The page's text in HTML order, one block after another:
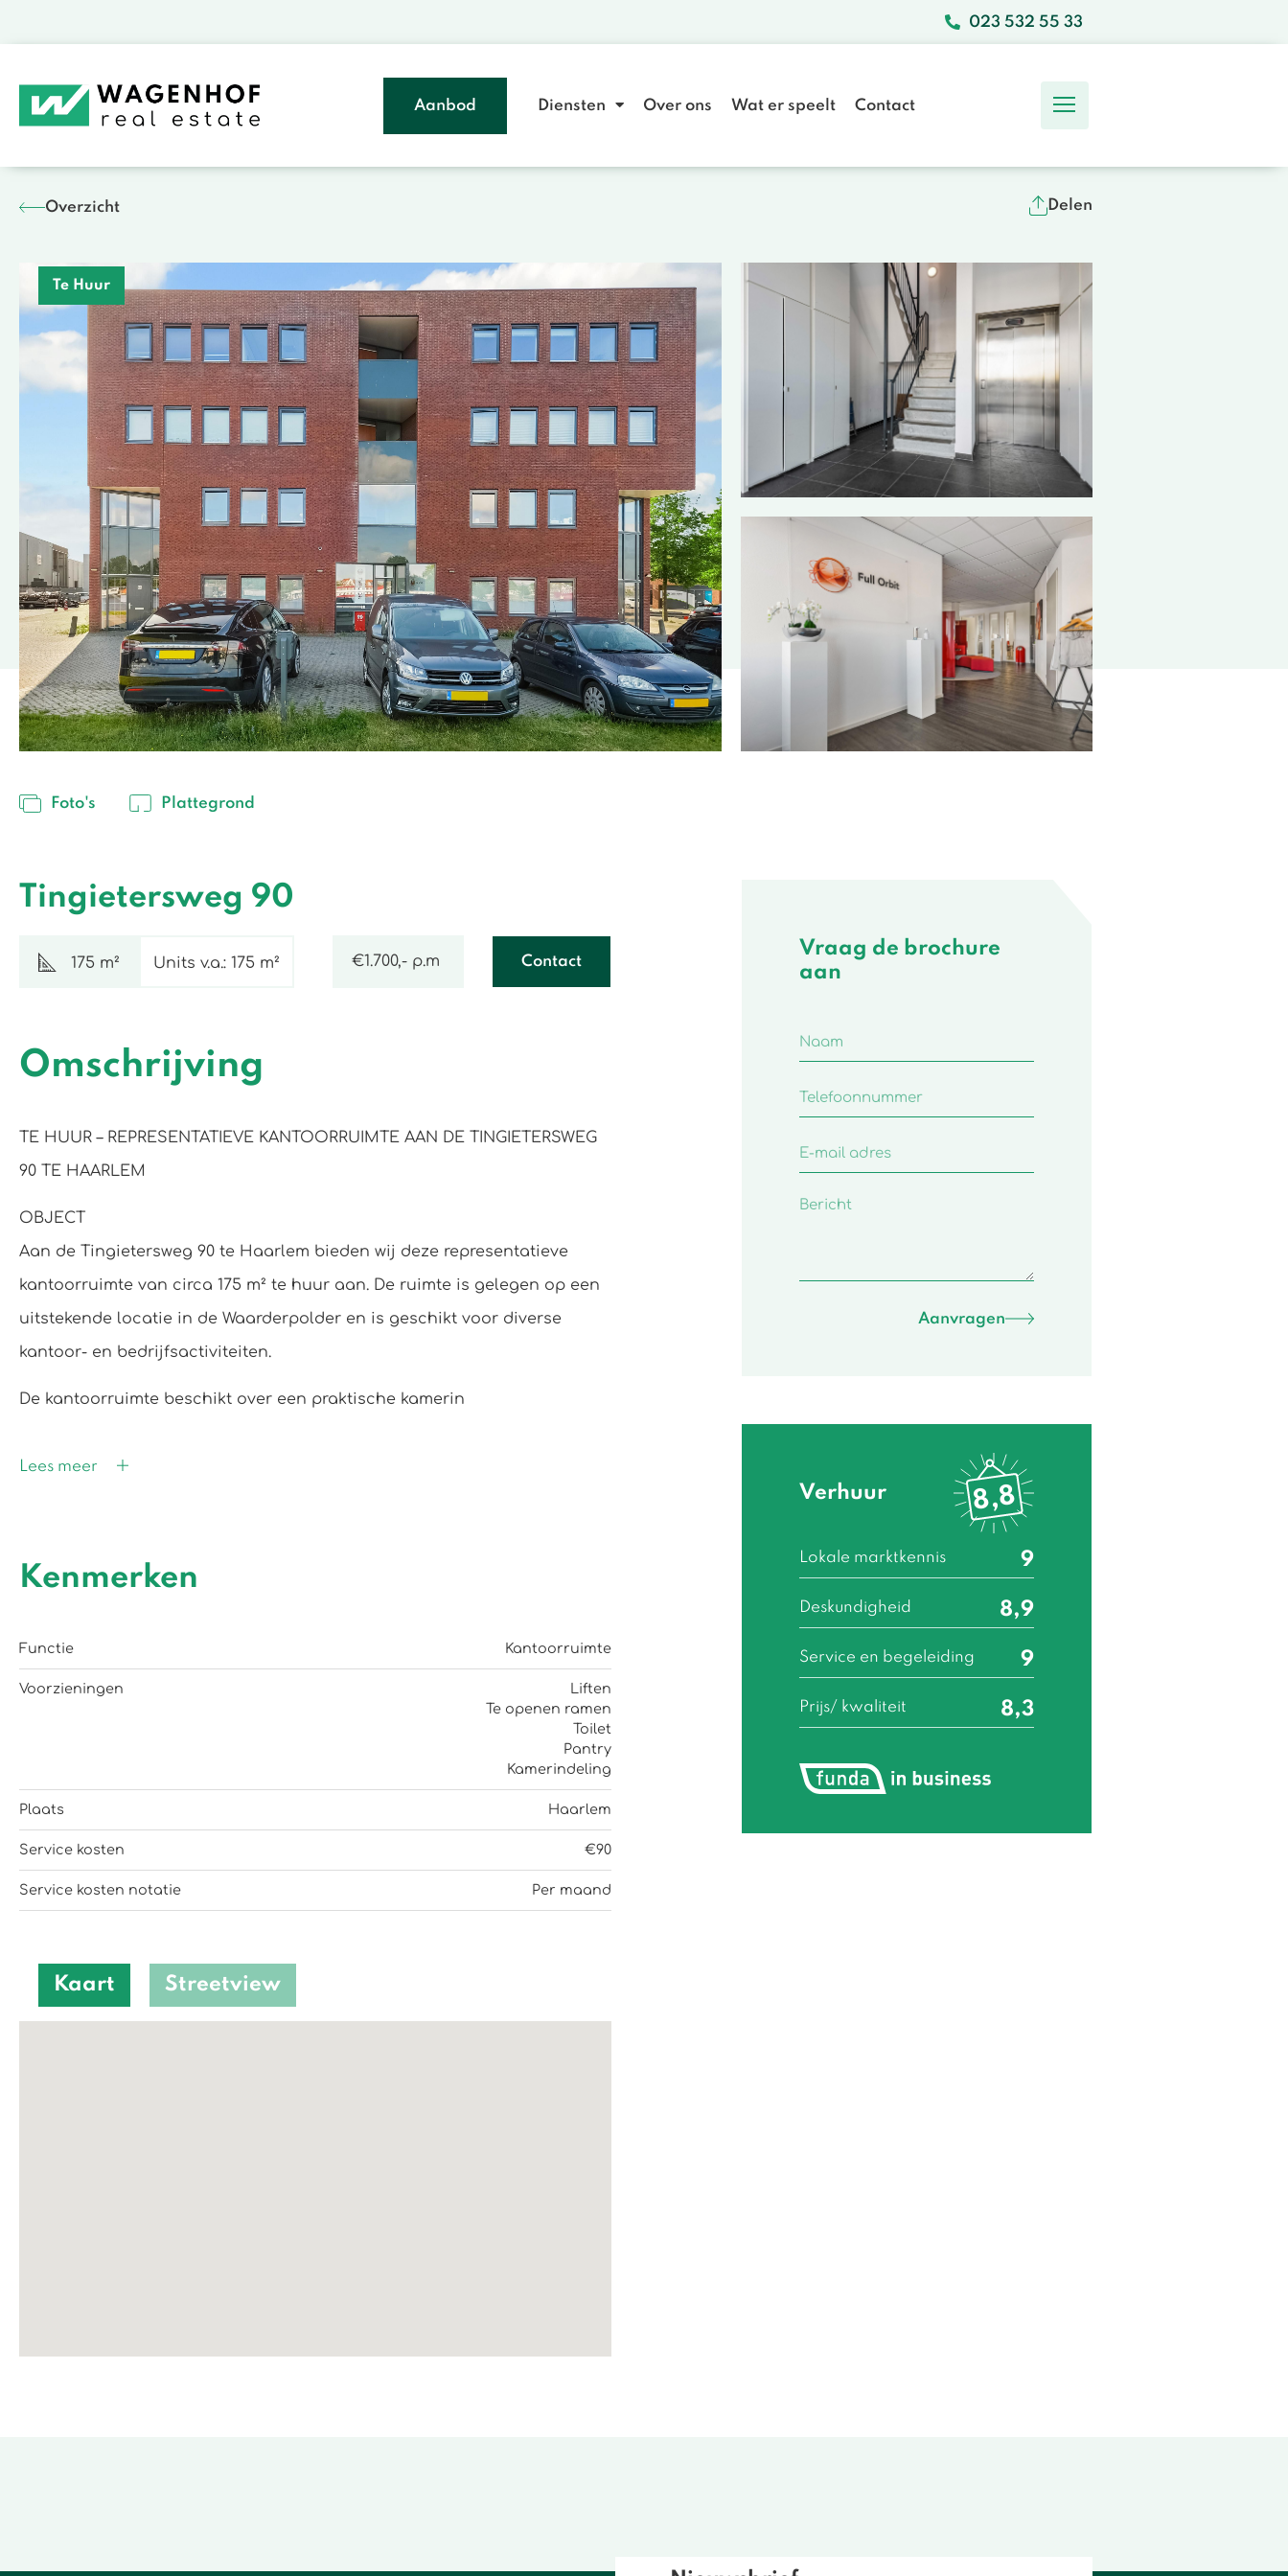
023 532 55 33
Aanbod Diensten Over ons Wat er speelt Contact
Ons Team
Overzicht Delen
Te Huur
Foto's Plattegrond
Tingietersweg 90
175 m² Units v.a.: 175 m² €1.700,- p.m Contact
Omschrijving
TE HUUR – REPRESENTATIEVE KANTOORRUIMTE AAN DE TINGIETERSWEG
90 TE HAARLEM
OBJECT
Aan de Tingietersweg 90 te Haarlem bieden wij deze representatieve
kantoorruimte van circa 175 m² te huur aan. De ruimte is gelegen op een
uitstekende locatie in de Waarderpolder en is geschikt voor diverse
kantoor- en bedrijfsactiviteiten.
De kantoorruimte beschikt over een praktische kamerin
Lees meer
Kenmerken
Functie Kantoorruimte
Voorzieningen
Liften
Te openen ramen
Toilet
Pantry
Kamerindeling
Plaats Haarlem
Service kosten €90
Service kosten notatie Per maand
Kaart Streetview
Vraag de brochure
aan
Aanvragen
Verhuur 8,8
Lokale marktkennis 9
Deskundigheid 8,9
Service en begeleiding 9
Prijs/ kwaliteit 8,3